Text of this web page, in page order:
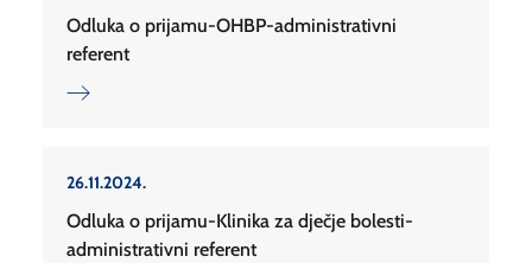
Odluka o prijamu-OHBP-administrativni
referent
26.11.2024.
Odluka o prijamu-Klinika za dječje bolesti-
administrativni referent